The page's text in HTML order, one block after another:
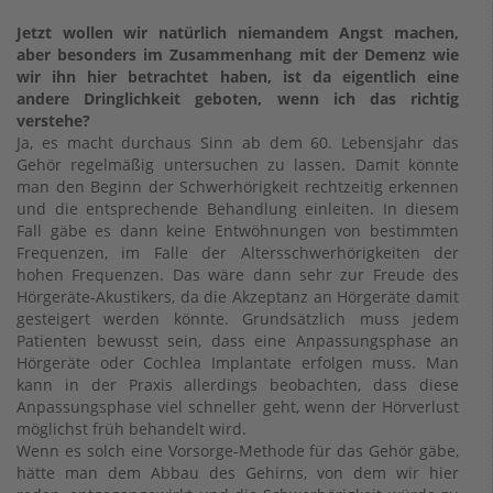
Jetzt wollen wir natürlich niemandem Angst machen,
aber besonders im Zusammenhang mit der Demenz wie
wir ihn hier betrachtet haben, ist da eigentlich eine
andere Dringlichkeit geboten, wenn ich das richtig
verstehe?
Ja, es macht durchaus Sinn ab dem 60. Lebensjahr das
Gehör regelmäßig untersuchen zu lassen. Damit könnte
man den Beginn der Schwerhörigkeit rechtzeitig erkennen
und die entsprechende Behandlung einleiten. In diesem
Fall gäbe es dann keine Entwöhnungen von bestimmten
Frequenzen, im Falle der Altersschwerhörigkeiten der
hohen Frequenzen. Das wäre dann sehr zur Freude des
Hörgeräte-Akustikers, da die Akzeptanz an Hörgeräte damit
gesteigert werden könnte. Grundsätzlich muss jedem
Patienten bewusst sein, dass eine Anpassungsphase an
Hörgeräte oder Cochlea Implantate erfolgen muss. Man
kann in der Praxis allerdings beobachten, dass diese
Anpassungsphase viel schneller geht, wenn der Hörverlust
möglichst früh behandelt wird.
Wenn es solch eine Vorsorge-Methode für das Gehör gäbe,
hätte man dem Abbau des Gehirns, von dem wir hier